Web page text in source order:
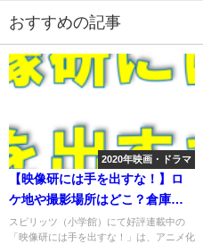
おすすめの記事
2020年映画・ドラマ
【映像研には手を出すな！】ロ
ケ地や撮影場所はどこ？倉庫や
大学など
スピリッツ（小学館）にて好評連載中の
「映像研には手を出すな！」は、アニメ化